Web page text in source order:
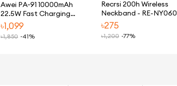
Awei PA‑91 10000mAh
22.5W Fast Charging
Power Bank
৳1,099
৳1,850 -41%
Recrsi 200h Wireless
Neckband - RE-NY060
৳275
৳1,200 -77%